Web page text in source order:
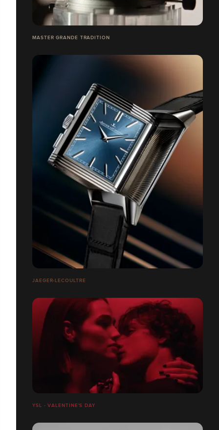
MASTER GRANDE TRADITION
JAEGER-LECOULTRE
YSL - VALENTINE'S DAY